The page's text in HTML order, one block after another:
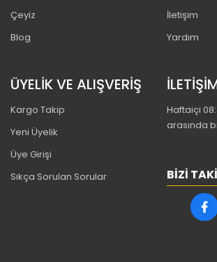
Çeyiz
Blog
İletişim
Yardım
ÜYELİK VE ALIŞVERİŞ
Kargo Takip
Yeni Üyelik
Üye Girişi
Sıkça Sorulan Sorular
Haftaiçi
arasında
BIZI